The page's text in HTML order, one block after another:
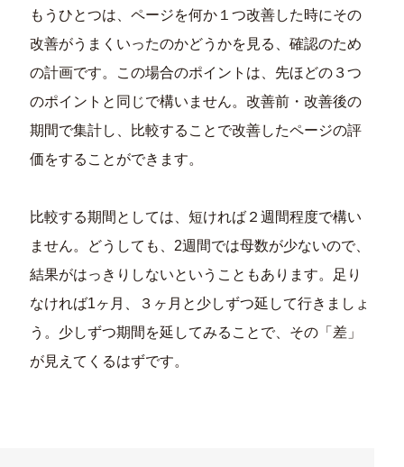
もうひとつは、ページを何か１つ改善した時にその
改善がうまくいったのかどうかを見る、確認のため
の計画です。この場合のポイントは、先ほどの３つ
のポイントと同じで構いません。改善前・改善後の
期間で集計し、比較することで改善したページの評
価をすることができます。
比較する期間としては、短ければ２週間程度で構い
ません。どうしても、2週間では母数が少ないので、
結果がはっきりしないということもあります。足り
なければ1ヶ月、３ヶ月と少しずつ延して行きましょ
う。少しずつ期間を延してみることで、その「差」
が見えてくるはずです。